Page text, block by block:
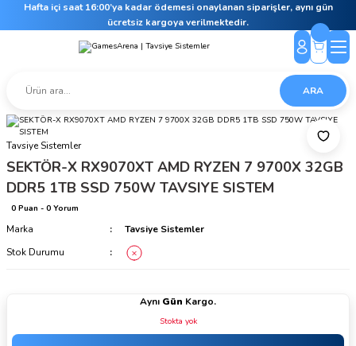
Hafta içi saat 16:00’ya kadar ödemesi onaylanan siparişler, aynı gün
ücretsiz kargoya verilmektedir.
ARA
Tavsiye Sistemler
SEKTÖR-X RX9070XT AMD RYZEN 7 9700X 32GB
DDR5 1TB SSD 750W TAVSIYE SISTEM
0 Puan - 0 Yorum
Marka
Tavsiye Sistemler
Stok Durumu
Aynı Gün Kargo.
Stokta yok